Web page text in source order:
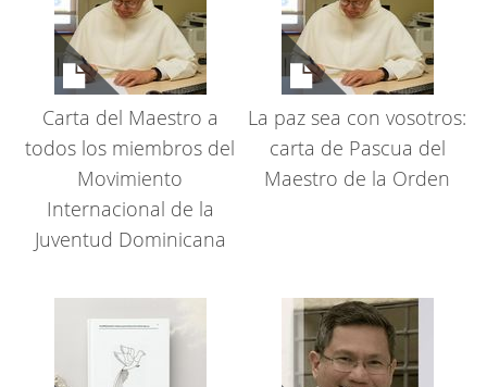
Carta del Maestro a
todos los miembros del
Movimiento
Internacional de la
Juventud Dominicana
La paz sea con vosotros:
carta de Pascua del
Maestro de la Orden